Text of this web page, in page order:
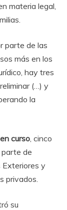
materia legal,
parte de las
más en los
hay tres
(…) y
la
curso , cinco
de
Exteriores y
privados.
su